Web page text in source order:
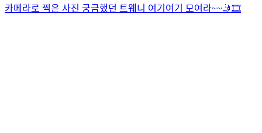
카메라로 찍은 사진 궁금했던 트웨니 여기여기 모여라~~🤳🎞️